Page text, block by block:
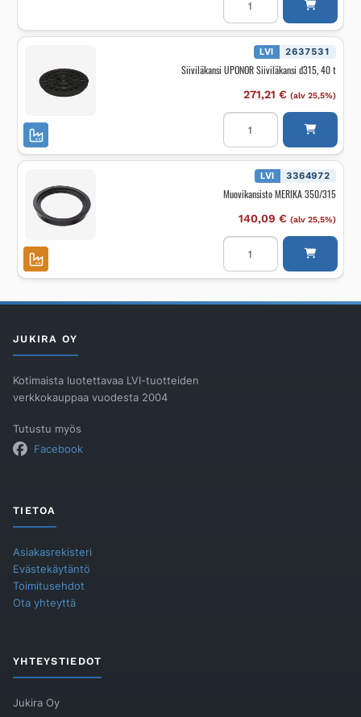
Combi
Works
750,
Kehys
RK
määrä
LVI 2637531
Siiviläkansi UPONOR Siiviläkansi d315, 40 t
271,21 € (alv 25,5%)
Siiviläkansi
UPONOR
d315,
40
määrä
LVI 3364972
Muovikansisto MERIKA 350/315
140,09 € (alv 25,5%)
Muovikansisto
MERIKA
määrä
JUKIRA OY
Kotimaista luotettavaa LVI-tuotteiden
verkkokauppaa vuodesta 2004
Tutustu myös
Facebook
TIETOA
Asiakasrekisteri
Evästekäytäntö
Toimitusehdot
Ota yhteyttä
YHTEYSTIEDOT
Jukira Oy